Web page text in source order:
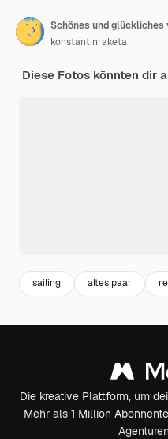
konstantinraketa
Diese Fotos könnten dir
sailing altes paar
Die kreative Plattform, um
Mehr als 1 Million